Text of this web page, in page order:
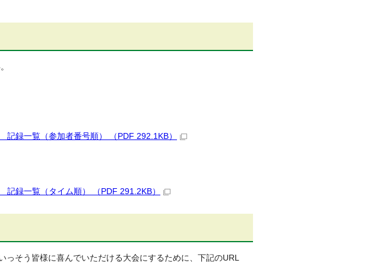
録一覧（参加者番号順） （PDF 292.1KB）
録一覧（タイム順） （PDF 291.2KB）
っそう皆様に喜んでいただける大会にするために、下記のURL